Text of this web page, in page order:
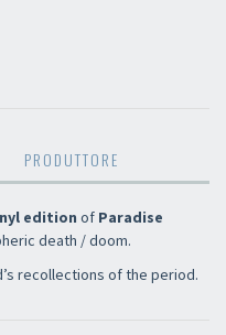
PRODUTTORE
edition of Paradise
death / doom.
recollections of the period.